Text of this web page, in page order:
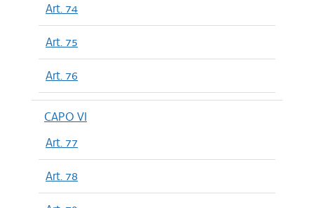
Art. 74
Art. 75
Art. 76
CAPO VI
Art. 77
Art. 78